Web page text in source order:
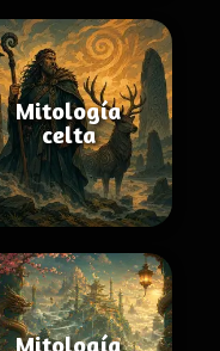
Mitología
celta
Mitología